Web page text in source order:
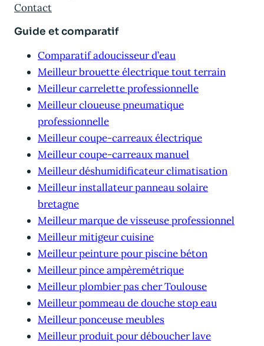
Contact
Guide et comparatif
Comparatif adoucisseur d’eau
Meilleur brouette électrique tout terrain
Meilleur carrelette professionnelle
Meilleur cloueuse pneumatique
professionnelle
Meilleur coupe-carreaux électrique
Meilleur coupe-carreaux manuel
Meilleur déshumidificateur climatisation
Meilleur installateur panneau solaire
bretagne
Meilleur marque de visseuse professionnel
Meilleur mitigeur cuisine
Meilleur peinture pour piscine béton
Meilleur pince ampèremétrique
Meilleur plombier pas cher Toulouse
Meilleur pommeau de douche stop eau
Meilleur ponceuse meubles
Meilleur produit pour déboucher lave